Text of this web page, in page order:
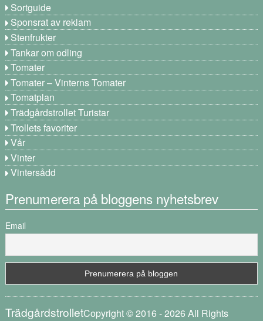
Sortguide
Sponsrat av reklam
Stenfrukter
Tankar om odling
Tomater
Tomater – Vinterns Tomater
Tomatplan
Trädgårdstrollet Turistar
Trollets favoriter
Vår
Vinter
Vintersådd
Prenumerera på bloggens nyhetsbrev
Email
TrädgårdstrolletCopyright © 2016 - 2026 All Rights